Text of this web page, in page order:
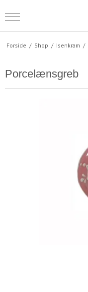
Forside / Shop / Isenkram /
Porcelænsgreb